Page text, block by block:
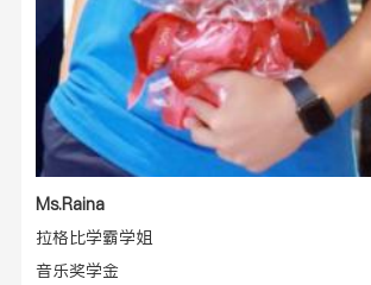
Ms.Raina
拉格比学霸学姐
音乐奖学金